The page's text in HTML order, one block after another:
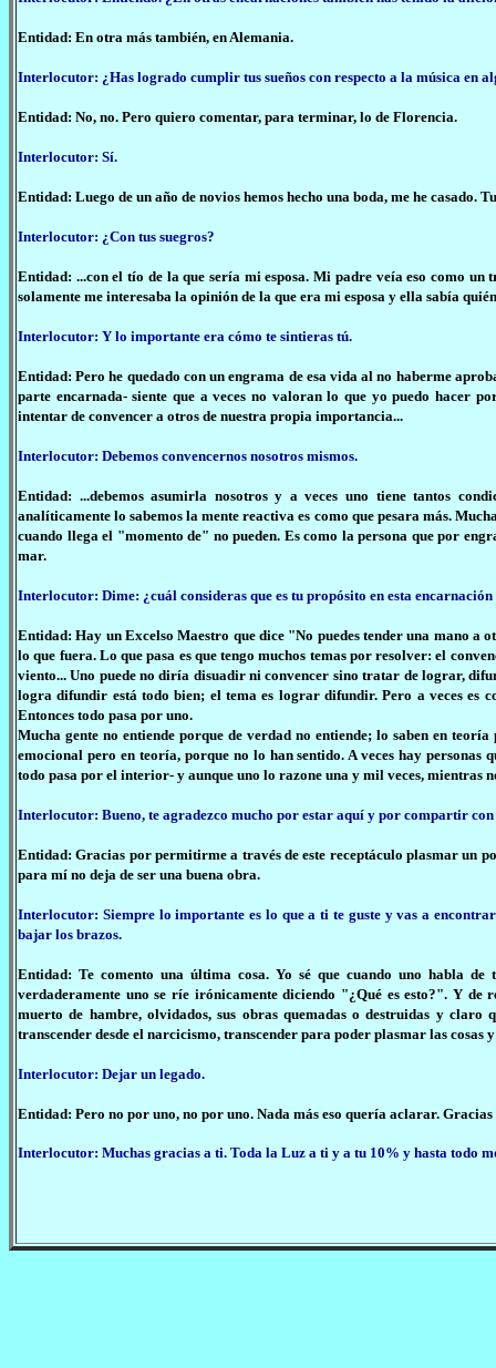
Entidad: En otra más también, en Alemania.
Interlocutor: ¿Has logrado cumplir tus sueños con respecto a la música en
Entidad: No, no. Pero quiero comentar, para terminar, lo de Florencia.
Interlocutor: Sí.
Entidad: Luego de un año de novios hemos hecho una boda, me he casado.
Interlocutor: ¿Con tus suegros?
Entidad: ...con el tío de la que sería mi esposa. Mi padre veía eso como
solamente me interesaba la opinión de la que era mi esposa y ella sabía
Interlocutor: Y lo importante era cómo te sintieras tú.
Entidad: Pero he quedado con un engrama de esa vida al no haberme
parte encarnada- siente que a veces no valoran lo que yo puedo hacer
intentar de convencer a otros de nuestra propia importancia...
Interlocutor: Debemos convencernos nosotros mismos.
Entidad: ...debemos asumirla nosotros y a veces uno tiene tantos
analíticamente lo sabemos la mente reactiva es como que pesara más.
cuando llega el "momento de" no pueden. Es como la persona que por
mar.
Interlocutor: Dime: ¿cuál consideras que es tu propósito en esta
Entidad: Hay un Excelso Maestro que dice "No puedes tender una mano
lo que fuera. Lo que pasa es que tengo muchos temas por resolver: el
viento... Uno puede no diría disuadir ni convencer sino tratar de lograr,
logra difundir está todo bien; el tema es lograr difundir. Pero a veces es
Entonces todo pasa por uno.
Mucha gente no entiende porque de verdad no entiende; lo saben en
emocional pero en teoría, porque no lo han sentido. A veces hay personas
todo pasa por el interior- y aunque uno lo razone una y mil veces, mientras
Interlocutor: Bueno, te agradezco mucho por estar aquí y por compartir con
Entidad: Gracias por permitirme a través de este receptáculo plasmar un
para mí no deja de ser una buena obra.
Interlocutor: Siempre lo importante es lo que a ti te guste y vas a
bajar los brazos.
Entidad: Te comento una última cosa. Yo sé que cuando uno habla
verdaderamente uno se ríe irónicamente diciendo "¿Qué es esto?". Y de
muerto de hambre, olvidados, sus obras quemadas o destruidas y claro
transcender desde el narcicismo, transcender para poder plasmar las cosas
Interlocutor: Dejar un legado.
Entidad: Pero no por uno, no por uno. Nada más eso quería aclarar.
Interlocutor: Muchas gracias a ti. Toda la Luz a ti y a tu 10% y hasta todo